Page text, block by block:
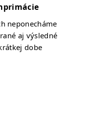
neponecháme
aj výsledné
dobe